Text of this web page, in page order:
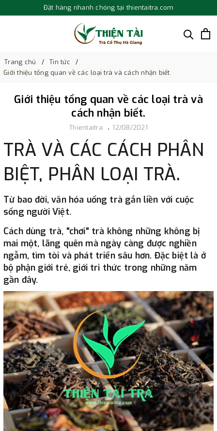
Đặt hàng nhanh chóng tại thientaitra.com
Trang chủ
Tin tức
Giới thiệu tổng quan về các loại trà và cách nhận biết.
Giới thiệu tổng quan về các loại trà và
cách nhận biết.
Thientaitra 12/08/2021
TRÀ VÀ CÁC CÁCH PHÂN
BIỆT, PHÂN LOẠI TRÀ.
Từ bao đời, văn hóa uống trà gắn liền với cuộc
sống người Việt.
Cách dùng trà, "chơi" trà không những không bị
mai một, lãng quên mà ngày càng được nghiền
ngẫm, tìm tòi và phát triển sâu hơn. Đặc biệt là ở
bộ phận giới trẻ, giới tri thức trong những năm
gần đây.